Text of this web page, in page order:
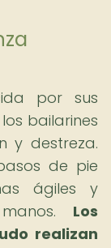
por sus
bailarines
y destreza.
de pie
ágiles y
Los
realizan